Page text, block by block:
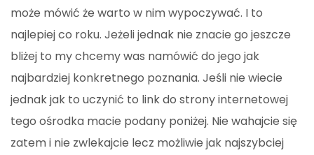
może mówić że warto w nim wypoczywać. I to
najlepiej co roku. Jeżeli jednak nie znacie go jeszcze
bliżej to my chcemy was namówić do jego jak
najbardziej konkretnego poznania. Jeśli nie wiecie
jednak jak to uczynić to link do strony internetowej
tego ośrodka macie podany poniżej. Nie wahajcie się
zatem i nie zwlekajcie lecz możliwie jak najszybciej